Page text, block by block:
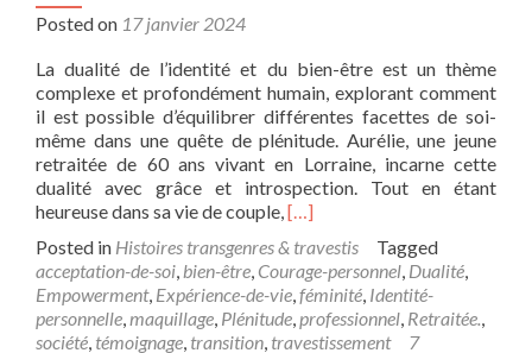
Posted on 17 janvier 2024
La dualité de l’identité et du bien-être est un thème
complexe et profondément humain, explorant comment
il est possible d’équilibrer différentes facettes de soi-
même dans une quête de plénitude. Aurélie, une jeune
retraitée de 60 ans vivant en Lorraine, incarne cette
dualité avec grâce et introspection. Tout en étant
heureuse dans sa vie de couple,Read
about
Aurélie
:
se
[…]
Posted in Histoires transgenres & travestis
Tagged
acceptation-de-soi, bien-être, Courage-personnel, Dualité,
Empowerment, Expérience-de-vie,féminité, Identité-
personnelle,maquillage, Plénitude,professionnel, Retraitée.,
société, témoignage, transition, travestissement 7